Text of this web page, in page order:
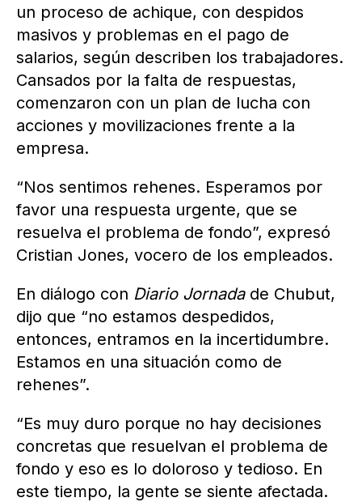
un proceso de achique, con despidos
masivos y problemas en el pago de
salarios, según describen los trabajadores.
Cansados por la falta de respuestas,
comenzaron con un plan de lucha con
acciones y movilizaciones frente a la
empresa.
“Nos sentimos rehenes. Esperamos por
favor una respuesta urgente, que se
resuelva el problema de fondo”, expresó
Cristian Jones, vocero de los empleados.
En diálogo con Diario Jornadade Chubut,
dijo que “no estamos despedidos,
entonces, entramos en la incertidumbre.
Estamos en una situación como de
rehenes”.
“Es muy duro porque no hay decisiones
concretas que resuelvan el problema de
fondo y eso es lo doloroso y tedioso. En
este tiempo, la gente se siente afectada.